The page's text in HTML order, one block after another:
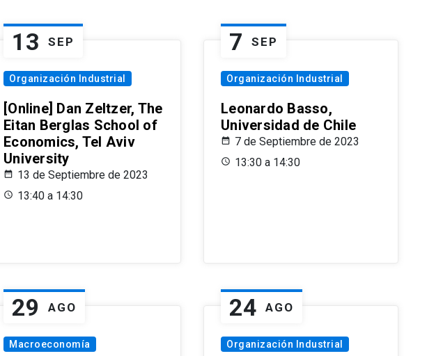
13 SEP
Organización Industrial
[Online] Dan Zeltzer, The
Eitan Berglas School of
Economics, Tel Aviv
University
13 de Septiembre de 2023
13:40 a 14:30
7 SEP
Organización Industrial
Leonardo Basso,
Universidad de Chile
7 de Septiembre de 2023
13:30 a 14:30
29 AGO
Macroeconomía
24 AGO
Organización Industrial